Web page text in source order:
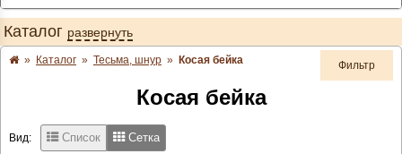
Каталог развернуть
Фильтр
» Каталог » Тесьма, шнур » Косая бейка
Косая бейка
Вид: Список Сетка